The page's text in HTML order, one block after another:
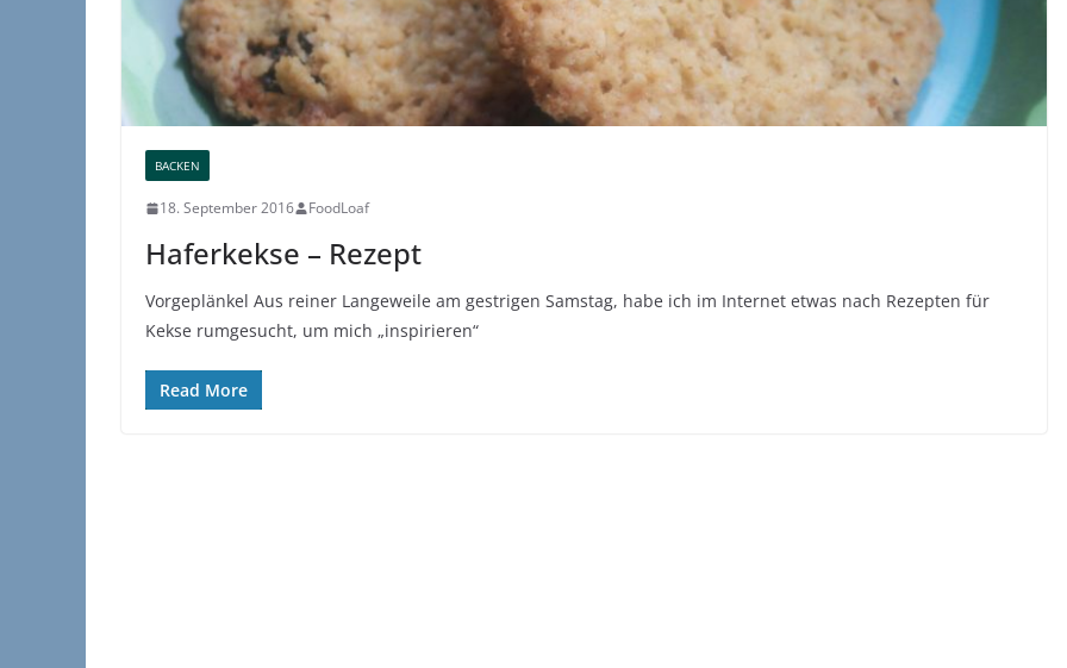
BACKEN
18. September 2016 FoodLoaf
Haferkekse – Rezept
Vorgeplänkel Aus reiner Langeweile am gestrigen Samstag, habe ich im Internet etwas nach Rezepten für
Kekse rumgesucht, um mich „inspirieren“
Read More